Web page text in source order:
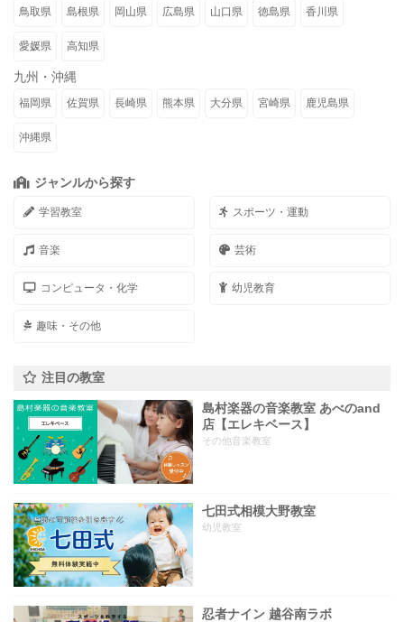
鳥取県 島根県 岡山県 広島県 山口県 徳島県 香川県
愛媛県 高知県
九州・沖縄
福岡県 佐賀県 長崎県 熊本県 大分県 宮崎県 鹿児島県
沖縄県
ジャンルから探す
学習教室 スポーツ・運動
音楽 芸術
コンピュータ・化学 幼児教育
趣味・その他
注目の教室
島村楽器の音楽教室 あべのand
店【エレキベース】
その他音楽教室
七田式相模大野教室
幼児教室
忍者ナイン 越谷南ラボ